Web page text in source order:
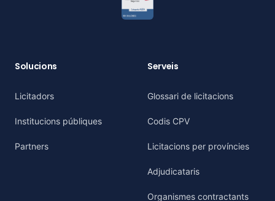
Solucions
Licitadors
Institucions públiques
Partners
Serveis
Glossari de licitacions
Codis CPV
Licitacions per províncies
Adjudicataris
Organismes contractants